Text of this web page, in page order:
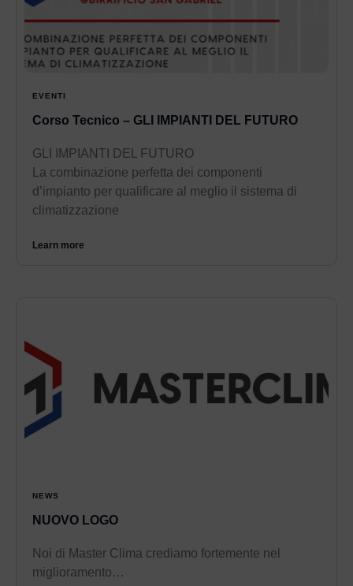
EVENTI
Corso Tecnico – GLI IMPIANTI DEL FUTURO
GLI IMPIANTI DEL FUTURO
La combinazione perfetta dei componenti
d’impianto per qualificare al meglio il sistema di
climatizzazione
Learn more
NEWS
NUOVO LOGO
Noi di Master Clima crediamo fortemente nel
miglioramento…